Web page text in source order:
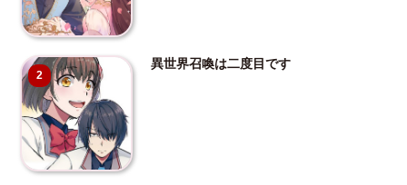
2
異世界召喚は二度目です